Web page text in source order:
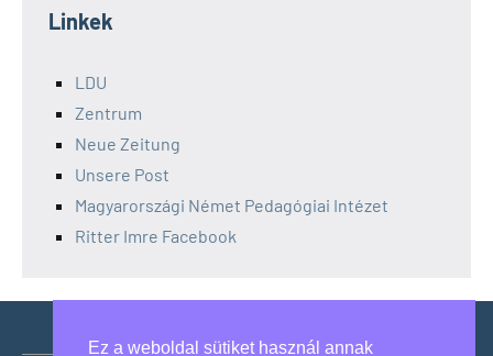
Linkek
LDU
Zentrum
Neue Zeitung
Unsere Post
Magyarországi Német Pedagógiai Intézet
Ritter Imre Facebook
Ez a weboldal sütiket használ annak